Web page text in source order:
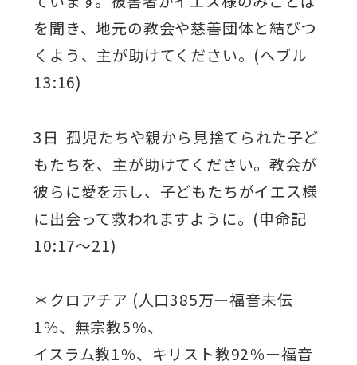
を聞き、地元の教会や慈善団体と結びつ
くよう、主が助けてください。(ヘブル
13:16)
3日 孤児たちや親から見捨てられた子ど
もたちを、主が助けてください。教会が
彼らに愛を示し、子どもたちがイエス様
に出会って救われますように。(申命記
10:17～21)
＊クロアチア (人口385万ー福音未伝
1％、無宗教5％、
イスラム教1％、キリスト教92％ー福音